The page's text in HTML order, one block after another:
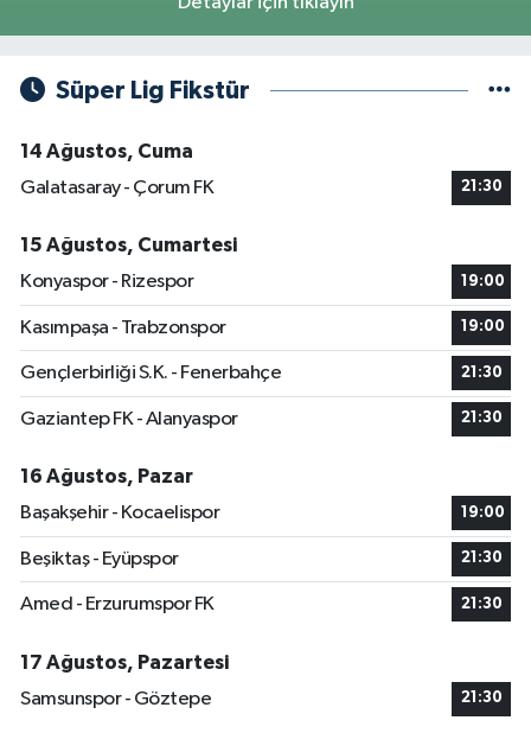
Süper Lig Fikstür
14 Ağustos, Cuma
Galatasaray - Çorum FK
21:30
15 Ağustos, Cumartesi
Konyaspor - Rizespor
19:00
Kasımpaşa - Trabzonspor 19:00
Gençlerbirliği S.K. - Fenerbahçe 21:30
Gaziantep FK - Alanyaspor 21:30
16 Ağustos, Pazar
Başakşehir - Kocaelispor
19:00
Beşiktaş - Eyüpspor 21:30
Amed - Erzurumspor FK 21:30
17 Ağustos, Pazartesi
Samsunspor - Göztepe
21:30